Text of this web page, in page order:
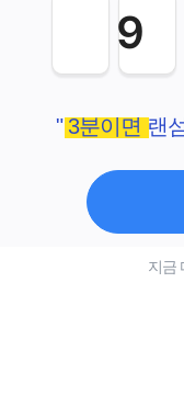
" 3분이면 랜
지금